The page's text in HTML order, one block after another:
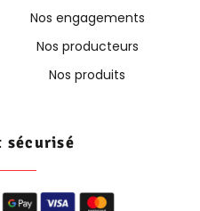
Nos engagements
Nos producteurs
Nos produits
sécurisé